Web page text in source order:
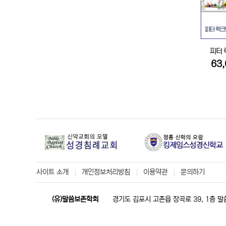
피터
사이트 소개 개인정보처리방침 이용약관 문의하기
(유)말씀보존학회 경기도 김포시 고촌읍 장곡로 39, 1층 말